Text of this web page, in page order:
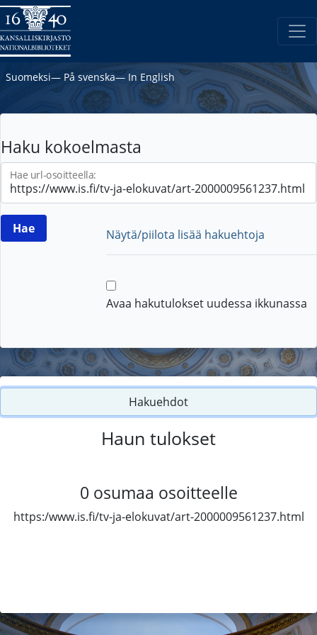
Suomeksi― På svenska― In English
Haku kokoelmasta
Hae url-osoitteella:
Näytä/piilota lisää hakuehtoja
Avaa hakutulokset uudessa ikkunassa
Hakuehdot
Haun tulokset
0 osumaa osoitteelle
https:/www.is.fi/tv-ja-elokuvat/art-2000009561237.html